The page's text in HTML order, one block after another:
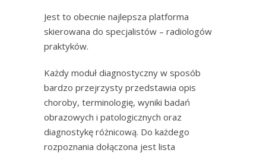
Jest to obecnie najlepsza platforma
skierowana do specjalistów – radiologów
praktyków.
Każdy moduł diagnostyczny w sposób
bardzo przejrzysty przedstawia opis
choroby, terminologię, wyniki badań
obrazowych i patologicznych oraz
diagnostykę różnicową. Do każdego
rozpoznania dołączona jest lista